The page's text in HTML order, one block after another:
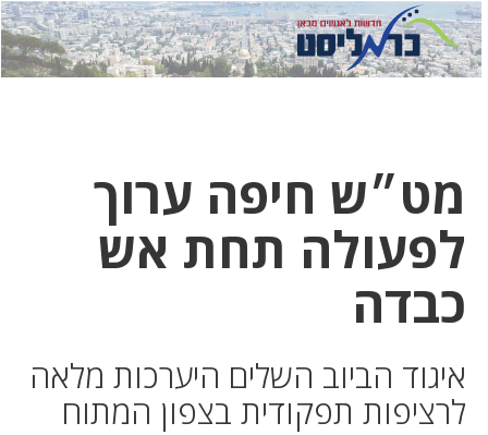
לחץ
כאן
לחץ
כדי
מט״ש חיפה ערוך
לפעולה תחת אש
כבדה
איגוד הביוב השלים היערכות מלאה
לרציפות תפקודית בצפון המתוח